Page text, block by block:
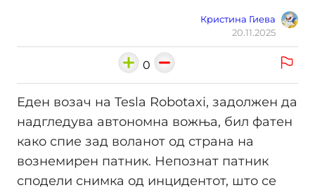
Кристина Гиева
20.11.2025
0
Еден возач на Tesla Robotaxi, задолжен да
надгледува автономна вожња, бил фатен
како спие зад воланот од страна на
вознемирен патник. Непознат патник
сподели снимка од инцидентот, што се